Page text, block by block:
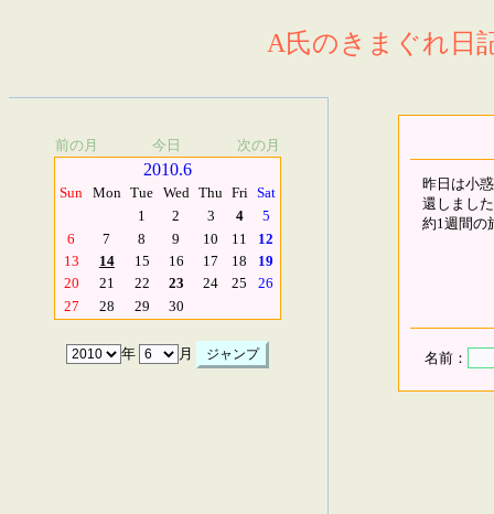
A氏のきまぐれ日
前の月 今日 次の月
2010.6
Sun Mon Tue Wed Thu Fri Sat
1
2 3 4
5
6
7 8 9 10 11
12
13
14 15 16 17 18
19
20
21 22 23 24 25
26
27
28 29 30
年 月
昨日は小
還しまし
約1週間の
名前：